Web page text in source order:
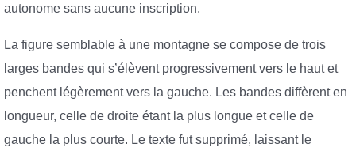
autonome sans aucune inscription.
La figure semblable à une montagne se compose de trois
larges bandes qui s’élèvent progressivement vers le haut et
penchent légèrement vers la gauche. Les bandes diffèrent en
longueur, celle de droite étant la plus longue et celle de
gauche la plus courte. Le texte fut supprimé, laissant le